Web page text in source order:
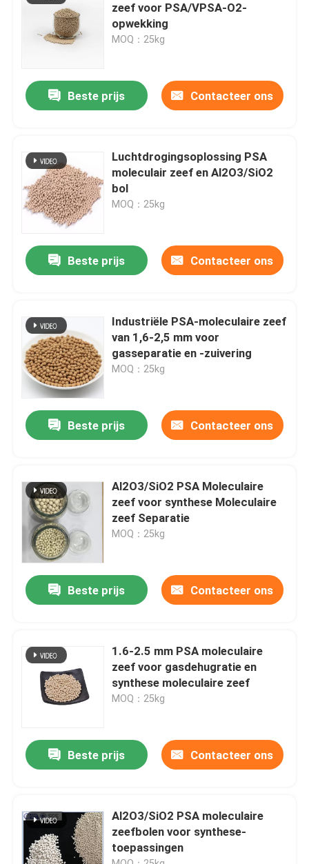
Producten
Video's
Over ons
Kwaliteitscontrole
Vraag een offerte
PSA-moleculaire zeef
Moleculaire zeef zeoliet
zeef voor PSA/VPSA-O2-
opwekking
MOQ：25kg
Beste prijs Contacteer ons
Luchtdrogingsoplossing PSA
moleculair zeef en Al2O3/SiO2
bol
MOQ：25kg
Beste prijs Contacteer ons
Industriële PSA-moleculaire zeef
van 1,6-2,5 mm voor
gasseparatie en -zuivering
MOQ：25kg
Beste prijs Contacteer ons
Al2O3/SiO2 PSA Moleculaire
zeef voor synthese Moleculaire
zeef Separatie
MOQ：25kg
Beste prijs Contacteer ons
1.6-2.5 mm PSA moleculaire
zeef voor gasdehugratie en
synthese moleculaire zeef
MOQ：25kg
Beste prijs Contacteer ons
Al2O3/SiO2 PSA moleculaire
zeefbolen voor synthese-
toepassingen